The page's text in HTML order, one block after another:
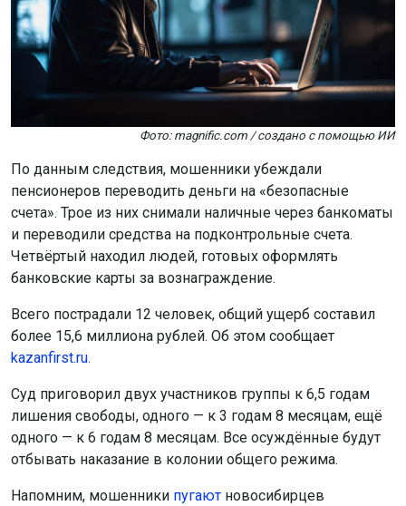
Фото: magnific.com / создано с помощью ИИ
По данным следствия, мошенники убеждали
пенсионеров переводить деньги на «безопасные
счета». Трое из них снимали наличные через банкоматы
и переводили средства на подконтрольные счета.
Четвёртый находил людей, готовых оформлять
банковские карты за вознаграждение.
Всего пострадали 12 человек, общий ущерб составил
более 15,6 миллиона рублей. Об этом сообщает
kazanfirst.ru.
Суд приговорил двух участников группы к 6,5 годам
лишения свободы, одного — к 3 годам 8 месяцам, ещё
одного — к 6 годам 8 месяцам. Все осуждённые будут
отбывать наказание в колонии общего режима.
Напомним, мошенники пугают новосибирцев